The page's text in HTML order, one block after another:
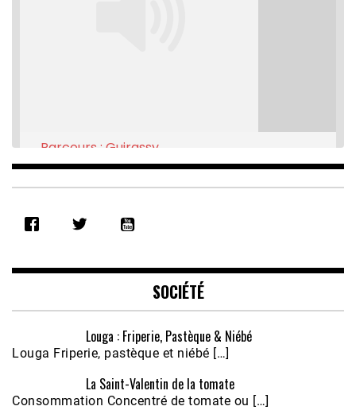
RSS FEED
EMBED
Parcours : Guirassy
Feb 16, 2021 • 28:08
SOCIÉTÉ
Louga : Friperie, Pastèque & Niébé
Louga Friperie, pastèque et niébé […]
La Saint-Valentin de la tomate
Consommation Concentré de tomate ou […]